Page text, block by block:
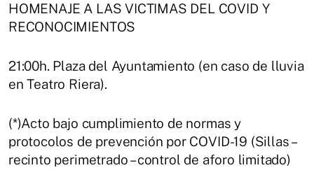
HOMENAJE A LAS VICTIMAS DEL COVID Y
RECONOCIMIENTOS
21:00h. Plaza del Ayuntamiento (en caso de lluvia
en Teatro Riera).
(*)Acto bajo cumplimiento de normas y
protocolos de prevención por COVID-19 (Sillas –
recinto perimetrado – control de aforo limitado)